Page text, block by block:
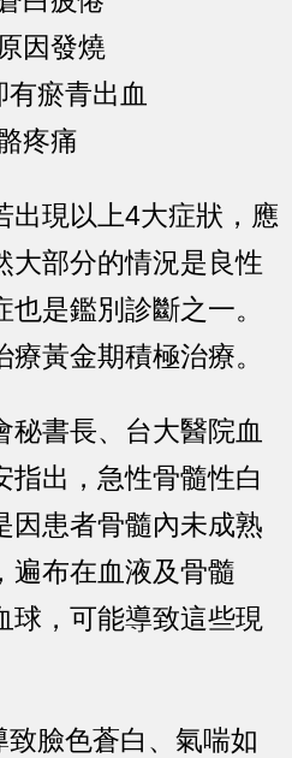
因發燒
有瘀青出血
疼痛
出現以上4大症狀，應
大部分的情況是良性
是鑑別診斷之一。
黃金期積極治療。
秘書長、台大醫院血
指出，急性骨髓性白
因患者骨髓內未成熟
遍布在血液及骨髓
球，可能導致這些現
臉色蒼白、氣喘如